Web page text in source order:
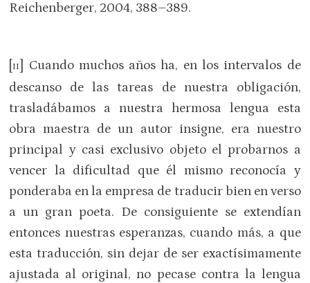
Reichenberger, 2004, 388–389.
II
] Cuando muchos años ha, en los intervalos de
descanso de las tareas de nuestra obligación,
trasladábamos a nuestra hermosa lengua esta
obra maestra de un autor insigne, era nuestro
principal y casi exclusivo objeto el probarnos a
vencer la dificultad que él mismo reconocía y
ponderaba en la empresa de traducir bien en verso
a un gran poeta. De consiguiente se extendían
entonces nuestras esperanzas, cuando más, a que
esta traducción, sin dejar de ser exactísimamente
ajustada al original, no pecase contra la lengua